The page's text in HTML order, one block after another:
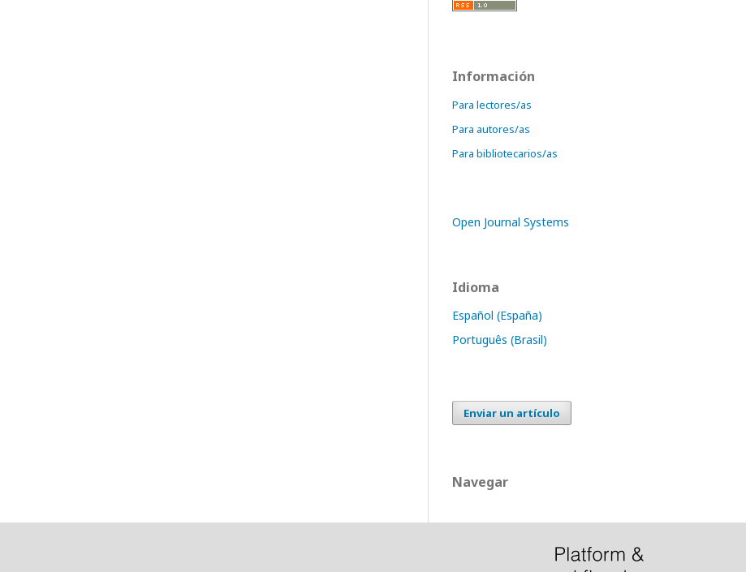
Información
Para lectores/as
Para autores/as
Para bibliotecarios/as
Open Journal Systems
Idioma
Español (España)
Português (Brasil)
Enviar un artículo
Navegar